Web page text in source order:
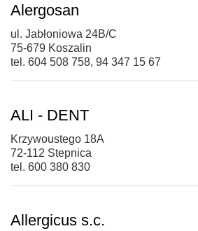
Alergosan
ul. Jabłoniowa 24B/C
75-679 Koszalin
tel. 604 508 758, 94 347 15 67
ALI - DENT
Krzywoustego 18A
72-112 Stepnica
tel. 600 380 830
Allergicus s.c.